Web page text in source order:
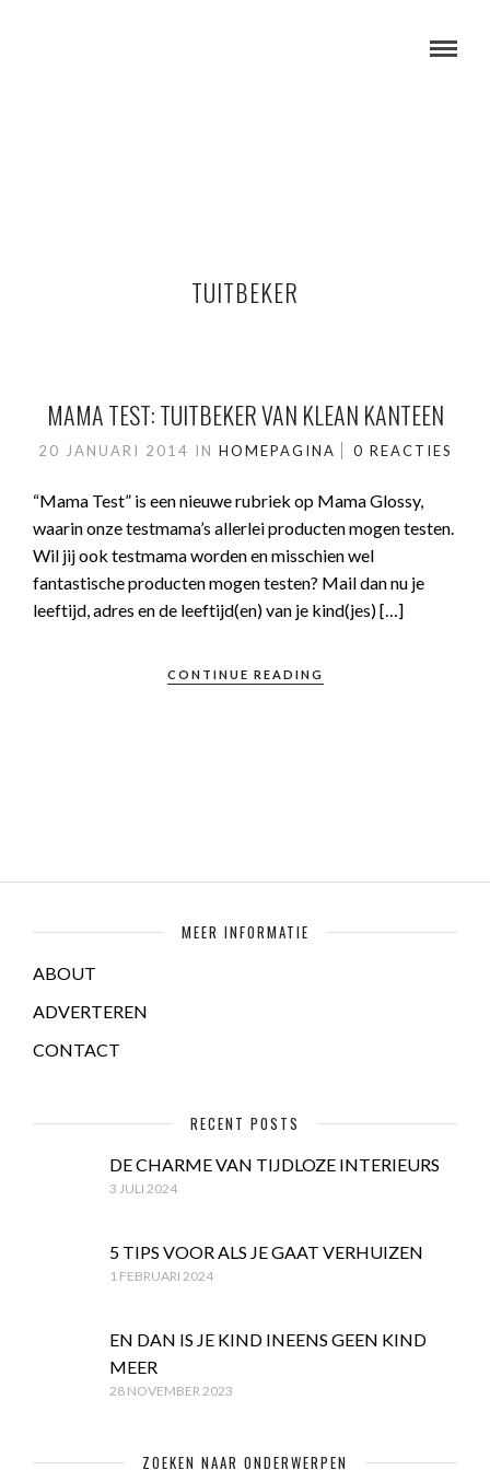
TUITBEKER
MAMA TEST: TUITBEKER VAN KLEAN KANTEEN
20 JANUARI 2014 IN HOMEPAGINA 0 REACTIES
“Mama Test” is een nieuwe rubriek op Mama Glossy,
waarin onze testmama’s allerlei producten mogen testen.
Wil jij ook testmama worden en misschien wel
fantastische producten mogen testen? Mail dan nu je
leeftijd, adres en de leeftijd(en) van je kind(jes) […]
CONTINUE READING
MEER INFORMATIE
ABOUT
ADVERTEREN
CONTACT
RECENT POSTS
DE CHARME VAN TIJDLOZE INTERIEURS
3 JULI 2024
5 TIPS VOOR ALS JE GAAT VERHUIZEN
1 FEBRUARI 2024
EN DAN IS JE KIND INEENS GEEN KIND
MEER
28 NOVEMBER 2023
ZOEKEN NAAR ONDERWERPEN